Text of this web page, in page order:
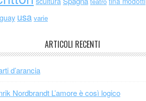
usa varie
ARTICOLI RECENTI
d’arancia
Nordbrandt L’amore è così logico